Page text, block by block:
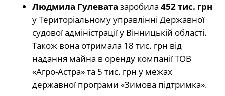
Людмила Гулевата заробила 452 тис. грн
у Територіальному управлінні Державної
судової адміністрації у Вінницькій області.
Також вона отримала 18 тис. грн від
надання майна в оренду компанії ТОВ
«Агро-Астра» та 5 тис. грн у межах
державної програми «Зимова підтримка».